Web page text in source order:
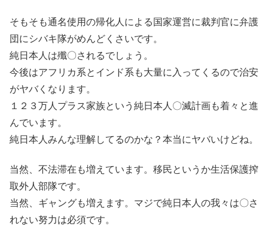
そもそも通名使用の帰化人による国家運営に裁判官に弁護
団にシバキ隊がめんどくさいです。
純日本人は殲〇されるでしょう。
今後はアフリカ系とインド系も大量に入ってくるので治安
がヤバくなります。
１２３万人プラス家族という純日本人〇滅計画も着々と進
んでいます。
純日本人みんな理解してるのかな？本当にヤバいけどね。
当然、不法滞在も増えています。移民というか生活保護搾
取外人部隊です。
当然、ギャングも増えます。マジで純日本人の我々は〇さ
れない努力は必須です。